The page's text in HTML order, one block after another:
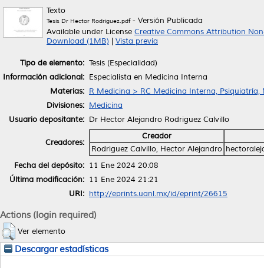
Texto
Tesis Dr Hector Rodríguez.pdf- Versión Publicada
Available under License Creative Commons Attribution
Download (1MB)
Vista previa
Tipo de elemento: Tesis (Especialidad)
Información adicional: Especialista en Medicina Interna
Materias: R Medicina > RC Medicina Interna, Psiquiatría,
Divisiones: Medicina
Usuario depositante: Dr Hector Alejandro Rodriguez Calvillo
Creadores:
Creador
Rodriguez Calvillo, Hector Alejandro
Fecha del depósito: 11 Ene 2024 20:08
Última modificación: 11 Ene 2024 21:21
URI: http://eprints.uanl.mx/id/eprint/26615
Actions (login required)
Ver elemento
Descargar estadísticas